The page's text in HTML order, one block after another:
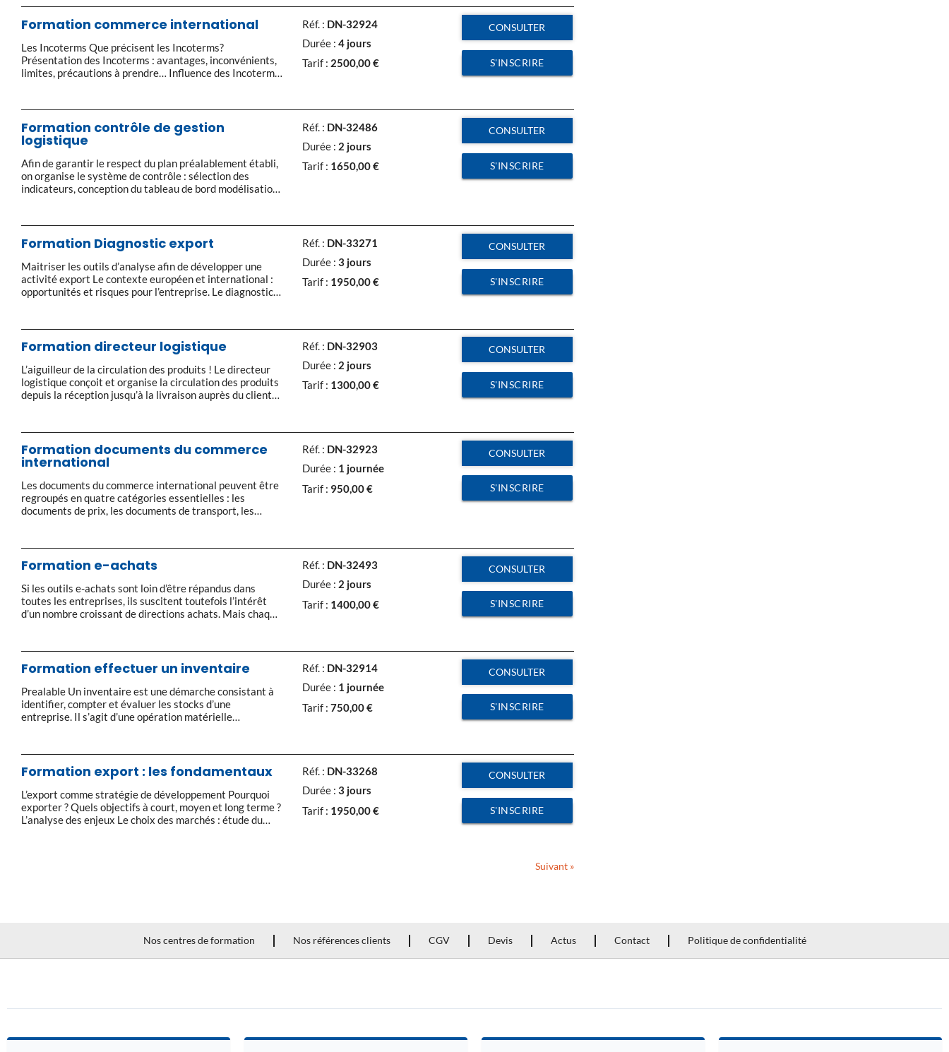
d’approvisionnement L’établissement du plan
d’approvisionnement en fonction des besoins et des
objectifs de stocks de l’entreprise […]
Formation commerce international
Les Incoterms Que précisent les Incoterms?
Présentation des Incoterms : avantages, inconvénients,
limites, précautions à prendre… Influence des Incoterms
commerciales des Incoterms Liner Terms, FOB
Américain… Les Transports Internationaux Les modes
de transport Le transport maritime : cadre juridique,
types de navires, titres […]
Réf. : DN-32924
Durée :4 jours
Tarif : 2500,00€
CONSULTER
S'INSCRIRE
Formation contrôle de gestion
logistique
Afin de garantir le respect du plan préalablement établi,
on organise le système de contrôle : sélection des
indicateurs, conception du tableau de bord modélisation
l’activité. Partie 1 Comptabilité de gestion : Définition,
les charges, leur typologie, Analyse et […]
Réf. : DN-32486
Durée : 2 jours
Tarif : 1650,00€
CONSULTER
S'INSCRIRE
Formation Diagnostic export
Maitriser les outils d’analyse afin de développer une
activité export Le contexte européen et international :
opportunités et risques pour l’entreprise. Le diagnostic
environnement : commercial, ressources financières et
humain. Les différentes étapes d’une procédure de
diagnostic externe : […]
Réf. : DN-33271
Durée :3 jours
Tarif : 1950,00€
CONSULTER
S'INSCRIRE
Formation directeur logistique
L’aiguilleur de la circulation des produits ! Le directeur
logistique conçoit et organise la circulation des produits
depuis la réception jusqu’à la livraison auprès du client
de stocker et d’expédier. Dans un souci constant
d’optimisation du rapport qualité-service-coût, il […]
Réf. : DN-32903
Durée : 2 jours
Tarif : 1300,00€
CONSULTER
S'INSCRIRE
Formation documents du commerce
international
Les documents du commerce international peuvent être
regroupés en quatre catégories essentielles : les
documents de prix, les documents de transport, les
Générales de Vente et d’Achat Facture pro-forma
Facture commerciale Packing-list Les documents de
transport Lettre d’’instruction au transitaire Avis
d’’embarquement FCR (Forwarder […]
Réf. : DN-32923
Durée : 1 journée
Tarif : 950,00€
CONSULTER
S'INSCRIRE
Formation e-achats
Si les outils e-achats sont loin d’être répandus dans
toutes les entreprises, ils suscitent toutefois l’intérêt
d’un nombre croissant de directions achats. Mais chaque
connaître les méthodes et outils mis à disposition avec
les nouvelles […]
Réf. : DN-32493
Durée : 2 jours
Tarif : 1400,00€
CONSULTER
S'INSCRIRE
Formation effectuer un inventaire
Prealable Un inventaire est une démarche consistant à
identifier, compter et évaluer les stocks d’une
entreprise. Il s’agit d’une opération matérielle
du stock ont des obligations légales. La gestion des
stocks est également indispensable pour estimer ses
besoins, et ne pas […]
Réf. : DN-32914
Durée : 1 journée
Tarif : 750,00€
CONSULTER
S'INSCRIRE
Formation export : les fondamentaux
L’export comme stratégie de développement Pourquoi
exporter ? Quels objectifs à court, moyen et long terme ?
L’analyse des enjeux Le choix des marchés : étude du
Réf. : DN-33268
Durée :3 jours
Tarif : 1950,00€
CONSULTER
S'INSCRIRE
Suivant »
Nos centres de formation Nos références clients CGV Devis Actus Contact Politique de confidentialité